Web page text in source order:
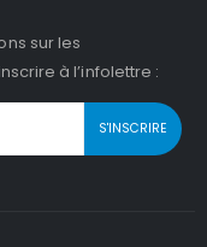
sur les
à l’infolettre :